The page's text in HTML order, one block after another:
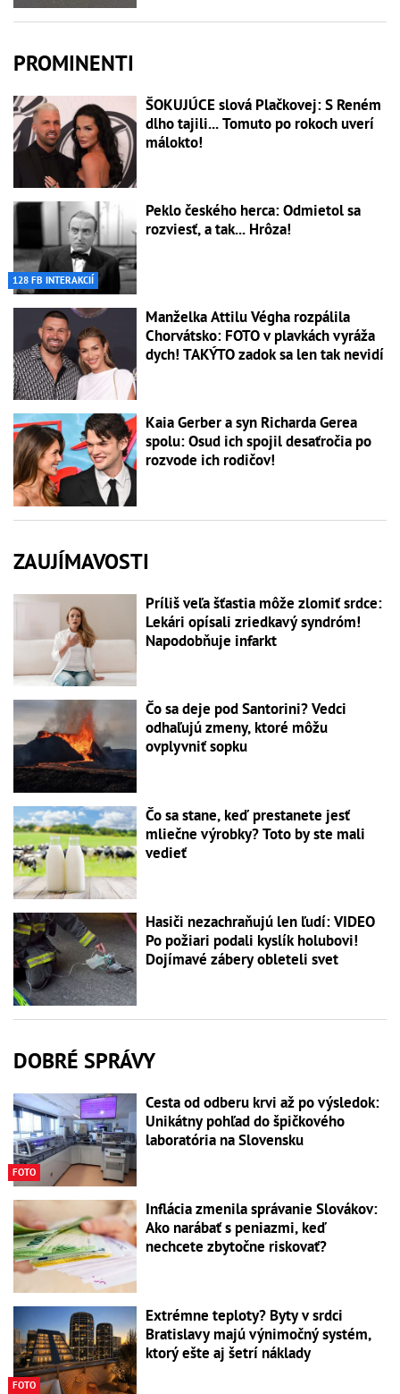
PROMINENTI
ŠOKUJÚCE slová Plačkovej: S Reném
dlho tajili... Tomuto po rokoch uverí
málokto!
128 FB INTERAKCIÍ
Peklo českého herca: Odmietol sa
rozviesť, a tak... Hrôza!
Manželka Attilu Végha rozpálila
Chorvátsko: FOTO v plavkách vyráža
dych! TAKÝTO zadok sa len tak nevidí
Kaia Gerber a syn Richarda Gerea
spolu: Osud ich spojil desaťročia po
rozvode ich rodičov!
ZAUJÍMAVOSTI
Príliš veľa šťastia môže zlomiť srdce:
Lekári opísali zriedkavý syndróm!
Napodobňuje infarkt
Čo sa deje pod Santorini? Vedci
odhaľujú zmeny, ktoré môžu
ovplyvniť sopku
Čo sa stane, keď prestanete jesť
mliečne výrobky? Toto by ste mali
vedieť
Hasiči nezachraňujú len ľudí: VIDEO
Po požiari podali kyslík holubovi!
Dojímavé zábery obleteli svet
DOBRÉ SPRÁVY
FOTO
Cesta od odberu krvi až po výsledok:
Unikátny pohľad do špičkového
laboratória na Slovensku
Inflácia zmenila správanie Slovákov:
Ako narábať s peniazmi, keď
nechcete zbytočne riskovať?
FOTO
Extrémne teploty? Byty v srdci
Bratislavy majú výnimočný systém,
ktorý ešte aj šetrí náklady